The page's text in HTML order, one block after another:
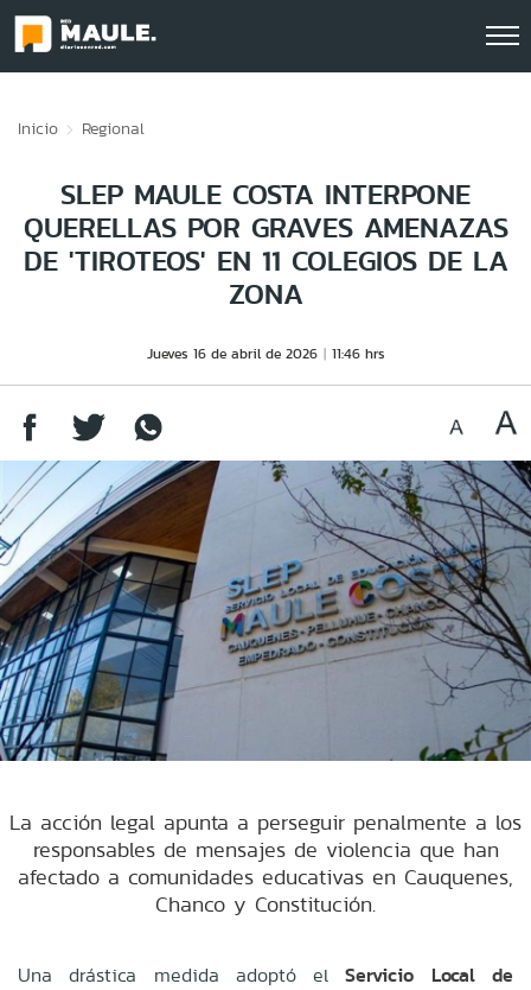
Inicio Regional
SLEP MAULE COSTA INTERPONE
QUERELLAS POR GRAVES AMENAZAS
DE 'TIROTEOS' EN 11 COLEGIOS DE LA
ZONA
Jueves 16 de abril de 2026 11:46 hrs
La acción legal apunta a perseguir penalmente a los
responsables de mensajes de violencia que han
afectado a comunidades educativas en Cauquenes,
Chanco y Constitución.
Una drástica medida adoptó elServicio Local de